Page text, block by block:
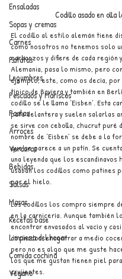
Ensaladas
Sopas y cremas
Carnes
Patatas
Legumbres
Pescados y Mariscos
Pastas
Arroces
Verduras
Bebidas
Salsas
Masas
Recetas base
Limpieza del hogar
Comida cochina
Vegano
Codillo asado en olla
El codillo al estilo alemán tiene
como nosotros no tenemos solo
garbanzos y difiere de cada región
Alemania, pasa lo mismo, pero
ejemplo, este, como os decía,
típico de Baviera y también en
codillo se le llama ‘Eisben’. Esta
pata delantera y suelen salarlas
se sirve con cebolla, chucrut puré
nombre de ‘Eisben’ se debe a la
que se parece a un patín. Se
una leyenda que los escandinavos
usaban los codillos como patines
por el hielo.
Los codillos los compro siempre
en la carnicería. Aunque también
encontrar envasados al vacío y
cocinados, encontrar a medio
pero no es algo que me guste
los que me gustan tienen piel
crujientes.